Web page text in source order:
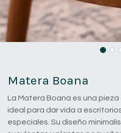
Matera Boana
La Matera Boana es una
ideal para dar vida a
especiales. Su diseño